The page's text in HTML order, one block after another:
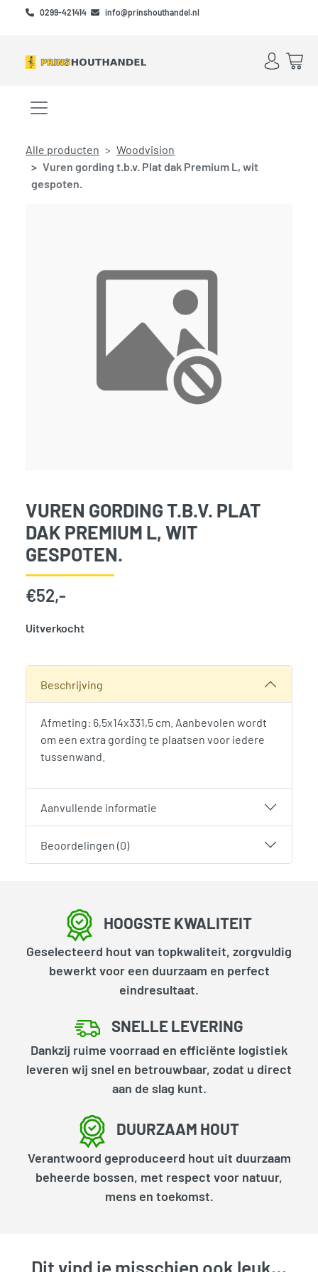
Skip to main content
Skip to footer
0299-421414 info@prinshouthandel.nl
Account
Menu openen/sluiten
Alle producten
Woodvision
Vuren gording t.b.v. Plat dak Premium L, wit
gespoten.
VUREN GORDING T.B.V. PLAT
DAK PREMIUM L, WIT
GESPOTEN.
€52,-
Uitverkocht
Beschrijving
Afmeting: 6,5x14x331,5 cm. Aanbevolen wordt
om een extra gording te plaatsen voor iedere
tussenwand.
Aanvullende informatie
Beoordelingen (0)
HOOGSTE KWALITEIT
Geselecteerd hout van topkwaliteit, zorgvuldig
bewerkt voor een duurzaam en perfect
eindresultaat.
SNELLE LEVERING
Dankzij ruime voorraad en efficiënte logistiek
leveren wij snel en betrouwbaar, zodat u direct
aan de slag kunt.
DUURZAAM HOUT
Verantwoord geproduceerd hout uit duurzaam
beheerde bossen, met respect voor natuur,
mens en toekomst.
Dit vind je misschien ook leuk…